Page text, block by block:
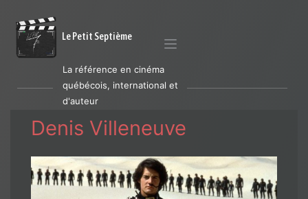
Le Petit Septième
La référence en cinéma
québécois, international et
d'auteur
Denis Villeneuve